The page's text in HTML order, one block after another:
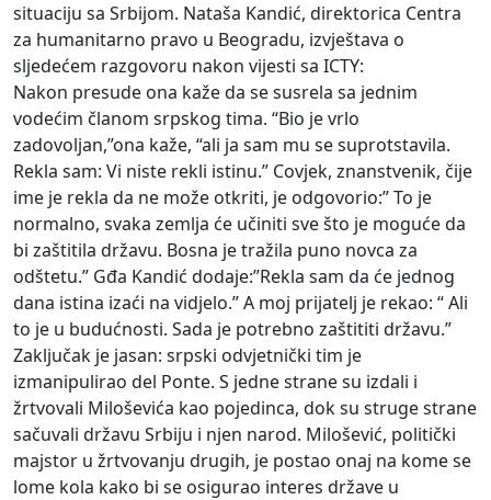
situaciju sa Srbijom. Nataša Kandić, direktorica Centra
za humanitarno pravo u Beogradu, izvještava o
sljedećem razgovoru nakon vijesti sa ICTY:
Nakon presude ona kaže da se susrela sa jednim
vodećim članom srpskog tima. “Bio je vrlo
zadovoljan,”ona kaže, “ali ja sam mu se suprotstavila.
Rekla sam: Vi niste rekli istinu.” Covjek, znanstvenik, čije
ime je rekla da ne može otkriti, je odgovorio:” To je
normalno, svaka zemlja će učiniti sve što je moguće da
bi zaštitila državu. Bosna je tražila puno novca za
odštetu.” Gđa Kandić dodaje:”Rekla sam da će jednog
dana istina izaći na vidjelo.” A moj prijatelj je rekao: “ Ali
to je u budućnosti. Sada je potrebno zaštititi državu.”
Zaključak je jasan: srpski odvjetnički tim je
izmanipulirao del Ponte. S jedne strane su izdali i
žrtvovali Miloševića kao pojedinca, dok su struge strane
sačuvali državu Srbiju i njen narod. Milošević, politički
majstor u žrtvovanju drugih, je postao onaj na kome se
lome kola kako bi se osigurao interes države u